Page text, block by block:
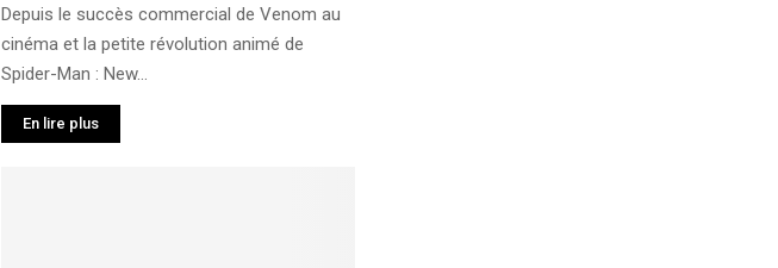
Depuis le succès commercial de Venom au
cinéma et la petite révolution animé de
Spider-Man : New...
En lire plus